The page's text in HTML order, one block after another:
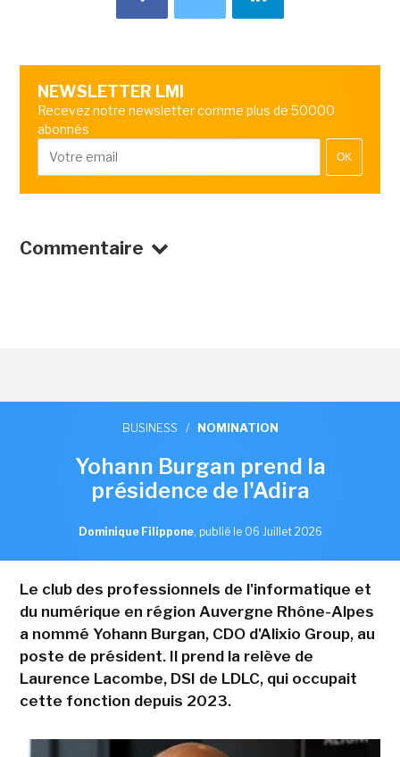
NEWSLETTER LMI
Recevez notre newsletter comme plus de 50000
abonnés
OK
Commentaire
BUSINESS / NOMINATION
Yohann Burgan prend la
présidence de l'Adira
Dominique Filippone, publié le 06 Juillet 2026
Le club des professionnels de l'informatique et
du numérique en région Auvergne Rhône-Alpes
a nommé Yohann Burgan, CDO d'Alixio Group, au
poste de président. Il prend la relève de
Laurence Lacombe, DSI de LDLC, qui occupait
cette fonction depuis 2023.